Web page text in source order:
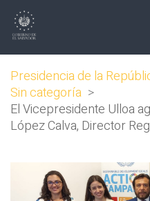
Presidencia de la
Sin categoría >
El Vicepresidente Ulloa
López Calva, Director